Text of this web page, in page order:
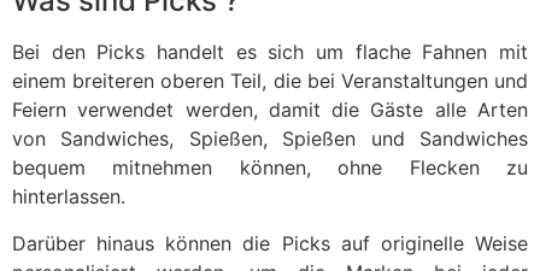
Bei den Picks handelt es sich um flache Fahnen mit
einem breiteren oberen Teil, die bei Veranstaltungen und
Feiern verwendet werden, damit die Gäste alle Arten
von Sandwiches, Spießen, Spießen und Sandwiches
bequem mitnehmen können, ohne Flecken zu
hinterlassen.
Darüber hinaus können die Picks auf originelle Weise